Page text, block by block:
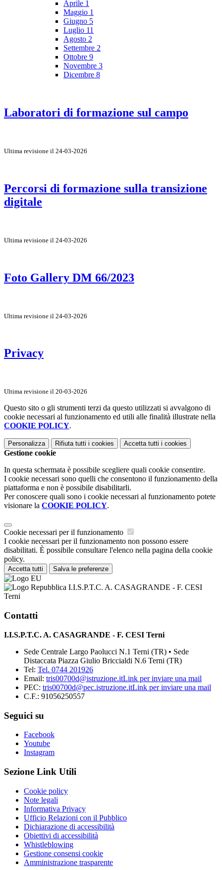
Aprile 1
Maggio 1
Giugno 5
Luglio 11
Agosto 2
Settembre 2
Ottobre 9
Novembre 3
Dicembre 8
Laboratori di formazione sul campo
Ultima revisione il 24-03-2026
Percorsi di formazione sulla transizione
digitale
Ultima revisione il 24-03-2026
Foto Gallery DM 66/2023
Ultima revisione il 24-03-2026
Privacy
Ultima revisione il 20-03-2026
Questo sito o gli strumenti terzi da questo utilizzati si avvalgono di
cookie necessari al funzionamento ed utili alle finalità illustrate nella
COOKIE POLICY.
Personalizza Rifiuta tutti i cookies Accetta tutti i cookies
Gestione cookie
In questa schermata è possibile scegliere quali cookie consentire.
I cookie necessari sono quelli che consentono il funzionamento della
piattaforma e non è possibile disabilitarli.
Per conoscere quali sono i cookie necessari al funzionamento potete
visionare la COOKIE POLICY.
Cookie necessari per il funzionamento
I cookie necessari per il funzionamento non possono essere
disabilitati. È possibile consultare l'elenco nella pagina della cookie
policy.
Accetta tutti Salva le preferenze
I.I.S.P.T.C. A. CASAGRANDE - F. CESI
Terni
Contatti
I.I.S.P.T.C. A. CASAGRANDE - F. CESI Terni
Sede Centrale Largo Paolucci N.1 Terni (TR) • Sede
Distaccata Piazza Giulio Briccialdi N.6 Terni (TR)
Tel: Tel. 0744 201926
Email: tris00700d@istruzione.itLink per inviare una mail
PEC: tris00700d@pec.istruzione.itLink per inviare una mail
C.F.: 91056250557
Seguici su
Facebook
Youtube
Instagram
Sezione Link Utili
Cookie policy
Note legali
Informativa Privacy
Ufficio Relazioni con il Pubblico
Dichiarazione di accessibilità
Obiettivi di accessibilità
Whistleblowing
Gestione consensi cookie
Amministrazione trasparente